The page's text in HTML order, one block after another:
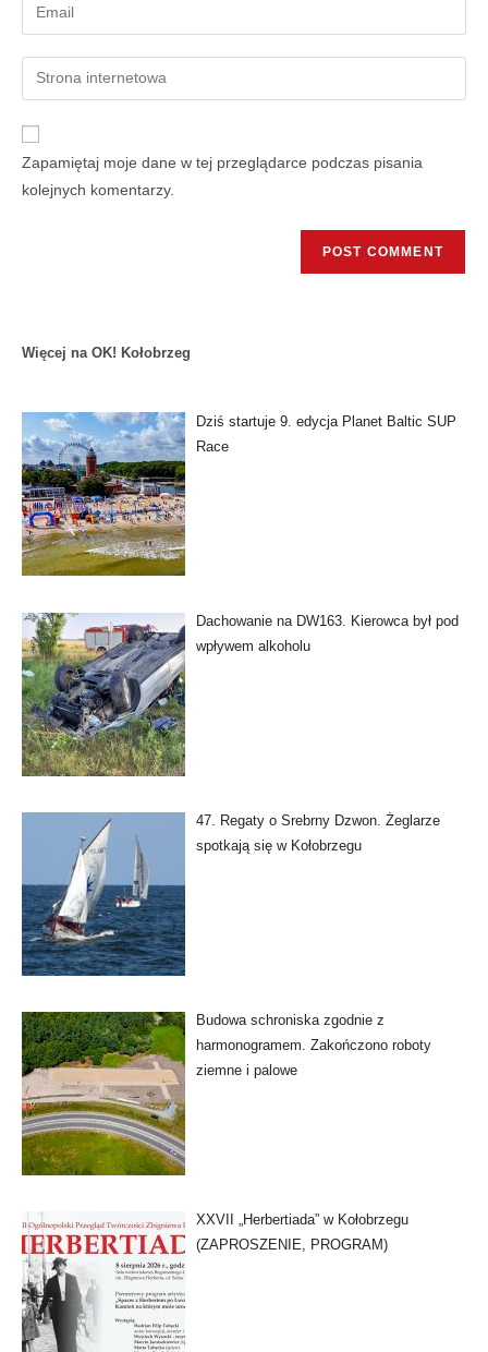
Zapamiętaj moje dane w tej przeglądarce podczas pisania
kolejnych komentarzy.
Więcej na OK! Kołobrzeg
Dziś startuje 9. edycja Planet Baltic SUP
Race
Dachowanie na DW163. Kierowca był pod
wpływem alkoholu
47. Regaty o Srebrny Dzwon. Żeglarze
spotkają się w Kołobrzegu
Budowa schroniska zgodnie z
harmonogramem. Zakończono roboty
ziemne i palowe
XXVII „Herbertiada” w Kołobrzegu
(ZAPROSZENIE, PROGRAM)